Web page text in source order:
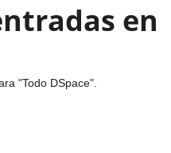
en
"Todo DSpace".